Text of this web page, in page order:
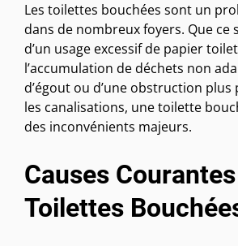
Les toilettes bouchées sont un
dans de nombreux foyers. Que ce
d’un usage excessif de papier
l’accumulation de déchets non
d’égout ou d’une obstruction
les canalisations, une toilette
des inconvénients majeurs.
Causes
Toilettes